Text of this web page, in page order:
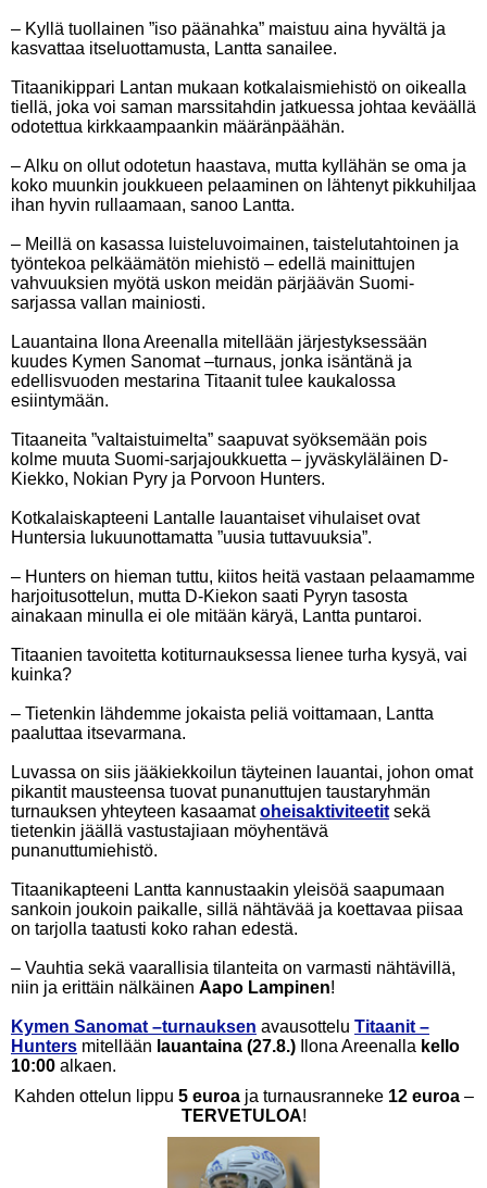
– Kyllä tuollainen ”iso päänahka” maistuu aina hyvältä ja
kasvattaa itseluottamusta, Lantta sanailee.
Titaanikippari Lantan mukaan kotkalaismiehistö on oikealla
tiellä, joka voi saman marssitahdin jatkuessa johtaa keväällä
odotettua kirkkaampaankin määränpäähän.
– Alku on ollut odotetun haastava, mutta kyllähän se oma ja
koko muunkin joukkueen pelaaminen on lähtenyt pikkuhiljaa
ihan hyvin rullaamaan, sanoo Lantta.
– Meillä on kasassa luisteluvoimainen, taistelutahtoinen ja
työntekoa pelkäämätön miehistö – edellä mainittujen
vahvuuksien myötä uskon meidän pärjäävän Suomi-
sarjassa vallan mainiosti.
Lauantaina Ilona Areenalla mitellään järjestyksessään
kuudes Kymen Sanomat –turnaus, jonka isäntänä ja
edellisvuoden mestarina Titaanit tulee kaukalossa
esiintymään.
Titaaneita ”valtaistuimelta” saapuvat syöksemään pois
kolme muuta Suomi-sarjajoukkuetta – jyväskyläläinen D-
Kiekko, Nokian Pyry ja Porvoon Hunters.
Kotkalaiskapteeni Lantalle lauantaiset vihulaiset ovat
Huntersia lukuunottamatta ”uusia tuttavuuksia”.
– Hunters on hieman tuttu, kiitos heitä vastaan pelaamamme
harjoitusottelun, mutta D-Kiekon saati Pyryn tasosta
ainakaan minulla ei ole mitään käryä, Lantta puntaroi.
Titaanien tavoitetta kotiturnauksessa lienee turha kysyä, vai
kuinka?
– Tietenkin lähdemme jokaista peliä voittamaan, Lantta
paaluttaa itsevarmana.
Luvassa on siis jääkiekkoilun täyteinen lauantai, johon omat
pikantit mausteensa tuovat punanuttujen taustaryhmän
turnauksen yhteyteen kasaamatoheisaktiviteetit sekä
tietenkin jäällä vastustajiaan möyhentävä
punanuttumiehistö.
Titaanikapteeni Lantta kannustaakin yleisöä saapumaan
sankoin joukoin paikalle, sillä nähtävää ja koettavaa piisaa
on tarjolla taatusti koko rahan edestä.
– Vauhtia sekä vaarallisia tilanteita on varmasti nähtävillä,
niin ja erittäin nälkäinen Aapo Lampinen!
Kymen Sanomat –turnauksen avausottelu Titaanit –
Hunters mitellään lauantaina (27.8.) Ilona Areenalla kello
10:00 alkaen.
Kahden ottelun lippu 5 euroaja turnausranneke 12 euroa–
TERVETULOA!